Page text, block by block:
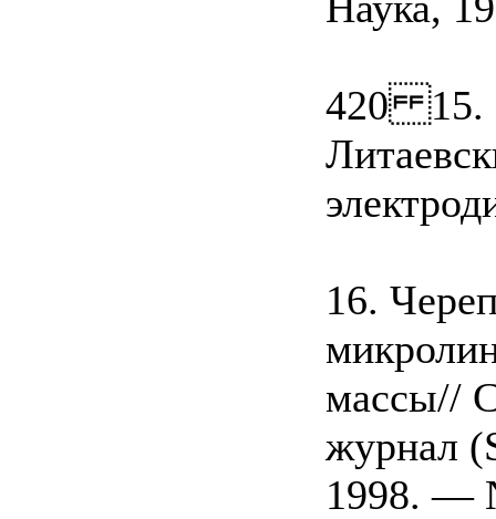
420 15.
16.
массы//
журнал
1998. —